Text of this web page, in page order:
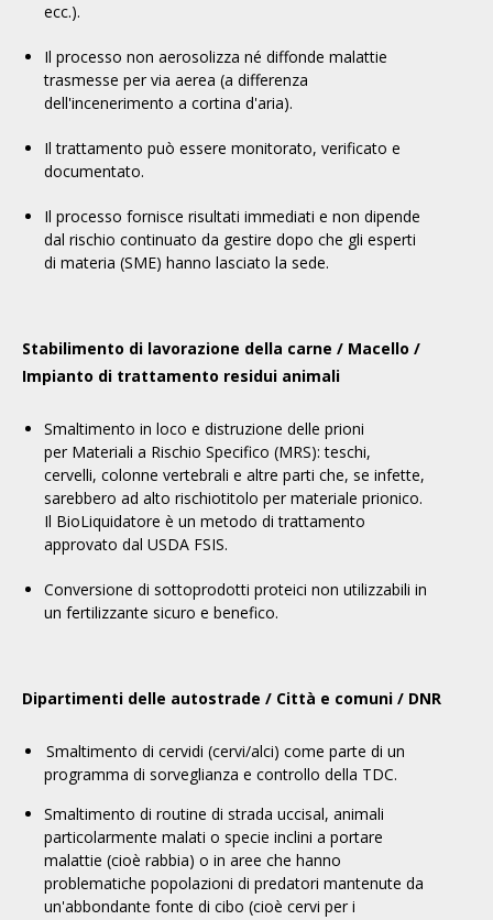
ecc.).
Il processo non aerosolizza né diffonde malattie
trasmesse per via aerea (a differenza
dell'incenerimento a cortina d'aria).
Il trattamento può essere monitorato, verificato e
documentato.
Il processo fornisce risultati immediati e non dipende
dal rischio continuato da gestire dopo che gli esperti
di materia (SME) hanno lasciato la sede.
Stabilimento di lavorazione della carne / Macello /
Impianto di trattamento residui animali
Smaltimento in loco e distruzione delle prioni
per Materiali a Rischio Specifico (MRS): teschi,
cervelli, colonne vertebrali e altre parti che, se infette,
sarebbero ad alto rischiotitolo per materiale prionico.
Il BioLiquidatore è un metodo di trattamento
approvato dal USDA FSIS.
Conversione di sottoprodotti proteici non utilizzabili in
un fertilizzante sicuro e benefico.
Dipartimenti delle autostrade / Città e comuni / DNR
Smaltimento di cervidi (cervi/alci) come parte di un
programma di sorveglianza e controllo della TDC.
Smaltimento di routine di strada uccisal, animali
particolarmente malati o specie inclini a portare
malattie (cioè rabbia) o in aree che hanno
problematiche popolazioni di predatori mantenute da
un'abbondante fonte di cibo (cioè cervi per i